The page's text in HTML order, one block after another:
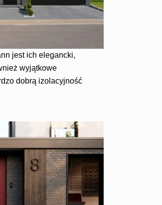
jest ich elegancki,
wyjątkowe
dobrą izolacyjność